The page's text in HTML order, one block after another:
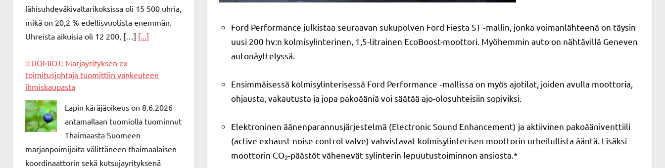
Ford Performance julkistaa seuraavan sukupolven Ford Fiesta ST ‑mallin, jonka voimanlähteenä on täysin
uusi 200 hv:n kolmisylinterinen, 1,5-litrainen EcoBoost-moottori. Myöhemmin auto on nähtävillä Geneven
autonäyttelyssä.
Ensimmäisessä kolmisylinterisessä Ford Performance ‑mallissa on myös ajotilat, joiden avulla moottoria,
ohjausta, vakautusta ja jopa pakoääniä voi säätää ajo-olosuhteisiin sopiviksi.
Elektroninen äänenparannusjärjestelmä (Electronic Sound Enhancement) ja aktiivinen pakoääniventtiili
(active exhaust noise control valve) vahvistavat kolmisylinterisen moottorin urheilullista ääntä. Lisäksi
moottorin CO2-päästöt vähenevät sylinterin lepuutustoiminnon ansiosta.*
lähisuhdeväkivaltarikoksissa oli 15 500 uhria,
mikä on 20,2 % edellisvuotista enemmän.
Uhreista aikuisia oli 12 200, […] [...]
:TUOMIOT: Marjayrityksen ex-
toimitusjohtaja tuomittiin vankeuteen
ihmiskaupasta
Lapin käräjäoikeus on 8.6.2026
antamallaan tuomiolla tuominnut
Thaimaasta Suomeen
marjanpoimijoita välittäneen thaimaalaisen
koordinaattorin sekä kutsujayrityksenä